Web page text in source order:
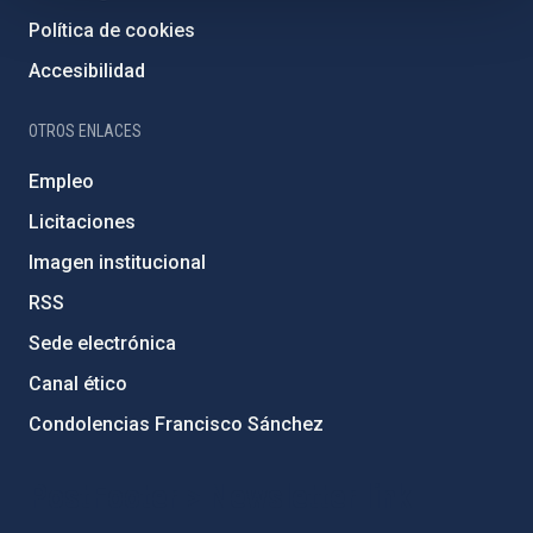
Política de cookies
Accesibilidad
OTROS ENLACES
Empleo
Licitaciones
Imagen institucional
RSS
Sede electrónica
Canal ético
Condolencias Francisco Sánchez